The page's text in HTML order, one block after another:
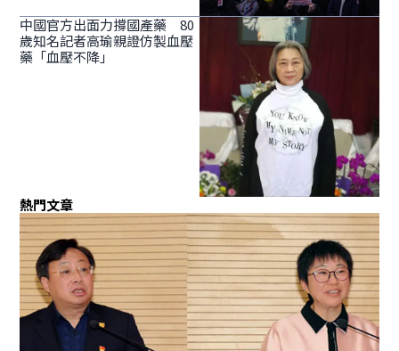
中國官方出面力撐國產藥 80
歲知名記者高瑜親證仿製血壓
藥「血壓不降」
熱門文章